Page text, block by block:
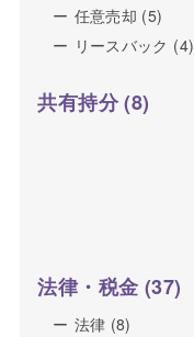
任意売却 (5)
リースバック (4)
共有持分(8)
法律・税金 (37)
法律 (8)